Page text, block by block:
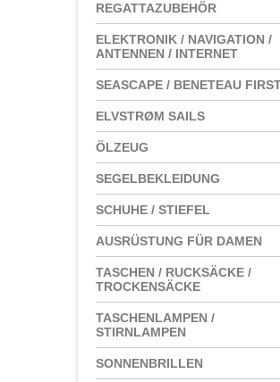
REGATTAZUBEHÖR
ELEKTRONIK / NAVIGATION /
ANTENNEN / INTERNET
SEASCAPE / BENETEAU
ELVSTRØM SAILS
ÖLZEUG
SEGELBEKLEIDUNG
SCHUHE / STIEFEL
AUSRÜSTUNG FÜR DAMEN
TASCHEN / RUCKSÄCKE /
TROCKENSÄCKE
TASCHENLAMPEN /
STIRNLAMPEN
SONNENBRILLEN